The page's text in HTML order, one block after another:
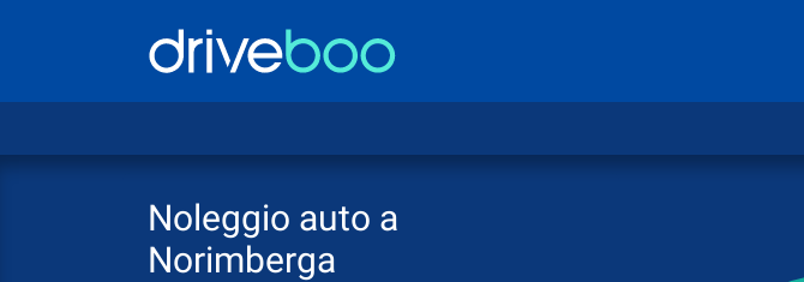
Noleggio auto a
Norimberga